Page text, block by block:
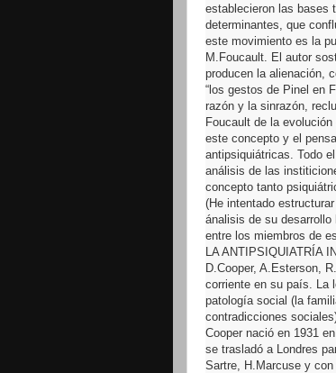
establecieron las bases
determinantes, que
este movimiento es la
M.Foucault. El autor
producen la alienación,
“los gestos de Pinel en
razón y la sinrazón,
Foucault de la
este concepto y el
antipsiquiátricas. Todo
análisis de las
concepto tanto
(He intentado
ánalisis de su
entre los miembros de
LA ANTIPSIQUIATRÍA
D.Cooper, A.Esterson,
corriente en su país. La
patología social (la
contradicciones sociales)
Cooper nació en 1931
se trasladó a Londres
Sartre, H.Marcuse y